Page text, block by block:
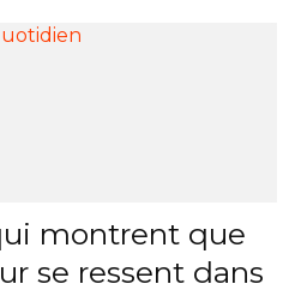
montrent que
se ressent dans